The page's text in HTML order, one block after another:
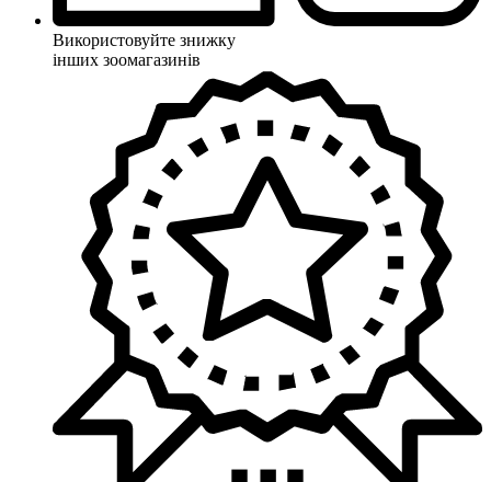
Використовуйте знижку
інших зоомагазинів